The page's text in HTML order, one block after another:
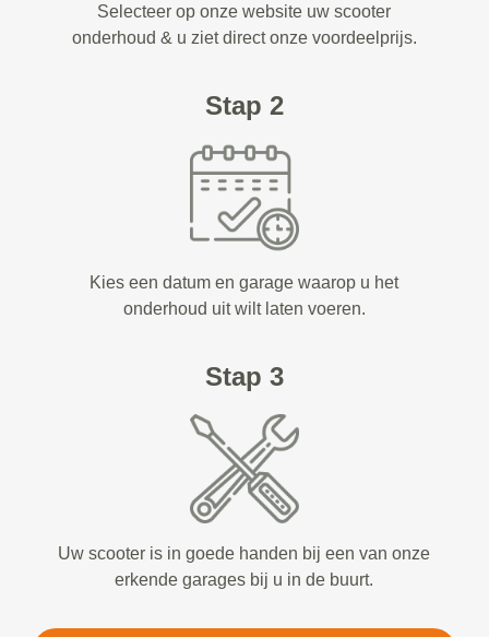
Selecteer op onze website uw scooter
onderhoud & u ziet direct onze voordeelprijs.
Stap 2
Kies een datum en garage waarop u het
onderhoud uit wilt laten voeren.
Stap 3
Uw scooter is in goede handen bij een van onze
erkende garages bij u in de buurt.